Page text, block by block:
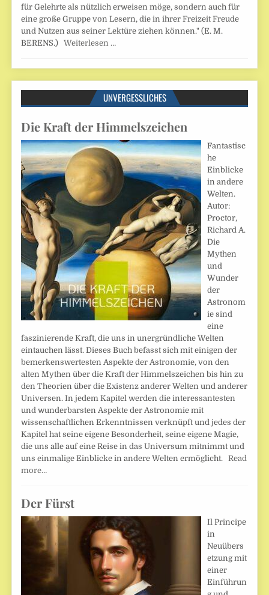
für Gelehrte als nützlich erweisen möge, sondern auch für
eine große Gruppe von Lesern, die in ihrer Freizeit Freude
und Nutzen aus seiner Lektüre ziehen können." (E. M.
BERENS.)Weiterlesen …
UNVERGESSLICHES
Die Kraft der Himmelszeichen
Fantastisc
he
Einblicke
in andere
Welten.
Autor:
Proctor,
Richard A.
Die
Mythen
und
Wunder
der
Astronom
ie sind
eine
faszinierende Kraft, die uns in unergründliche Welten
eintauchen lässt. Dieses Buch befasst sich mit einigen der
bemerkenswertesten Aspekte der Astronomie, von den
alten Mythen über die Kraft der Himmelszeichen bis hin zu
den Theorien über die Existenz anderer Welten und anderer
Universen. In jedem Kapitel werden die interessantesten
und wunderbarsten Aspekte der Astronomie mit
wissenschaftlichen Erkenntnissen verknüpft und jedes der
Kapitel hat seine eigene Besonderheit, seine eigene Magie,
die uns alle auf eine Reise in das Universum mitnimmt und
uns einmalige Einblicke in andere Welten ermöglicht.Read
more…
Der Fürst
Il Principe
in
Neuübers
etzung mit
einer
Einführun